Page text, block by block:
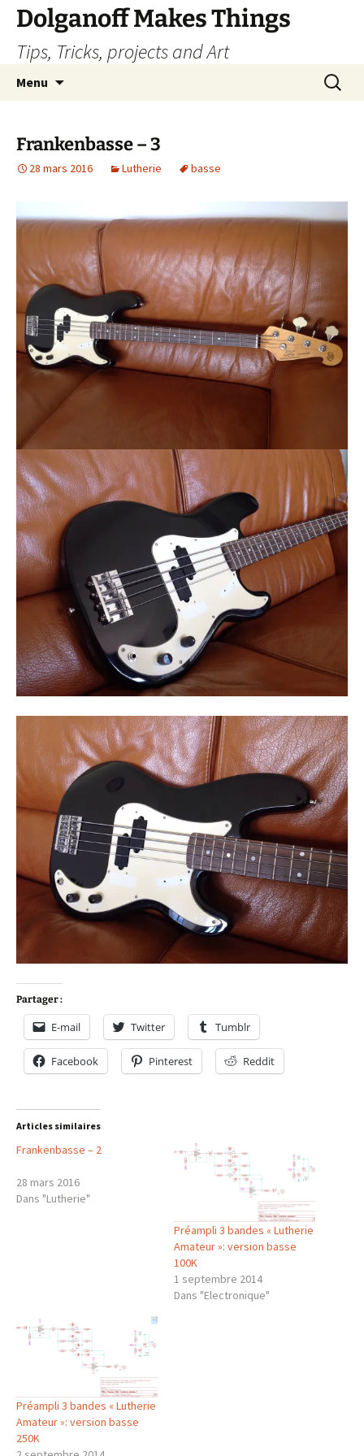
Dolganoff Makes Things
Tips, Tricks, projects and Art
Menu
Frankenbasse – 3
28 mars 2016 Lutherie basse
Partager :
E-mail Twitter Tumblr
Facebook Pinterest Reddit
Articles similaires
Frankenbasse – 2
28 mars 2016
Dans "Lutherie"
Préampli 3 bandes « Lutherie
Amateur »: version basse
100K
1 septembre 2014
Dans "Electronique"
Préampli 3 bandes « Lutherie
Amateur »: version basse
250K